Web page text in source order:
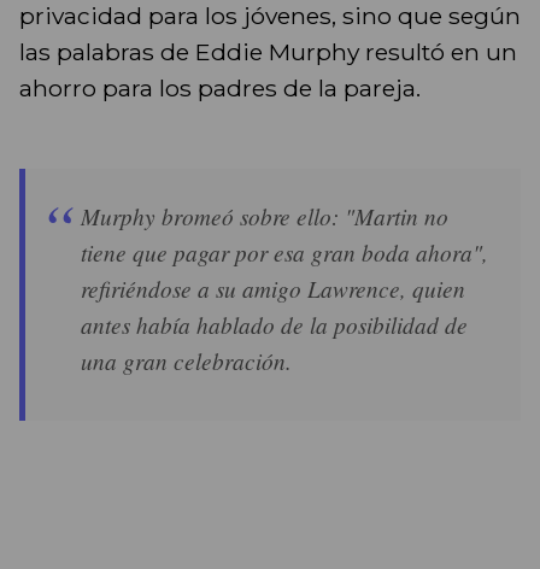
privacidad para los jóvenes, sino que según
las palabras de Eddie Murphy resultó en un
ahorro para los padres de la pareja.
Murphy bromeó sobre ello: "Martin no
tiene que pagar por esa gran boda ahora",
refiriéndose a su amigo Lawrence, quien
antes había hablado de la posibilidad de
una gran celebración.